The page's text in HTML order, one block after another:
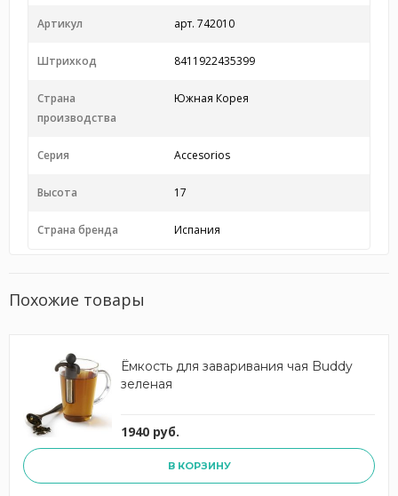
Артикул арт. 742010
Штрихкод 8411922435399
Страна
производства
Южная Корея
Серия Accesorios
Высота 17
Страна бренда Испания
Похожие товары
Ёмкость для заваривания чая Buddy
зеленая
1940 руб.
В КОРЗИНУ